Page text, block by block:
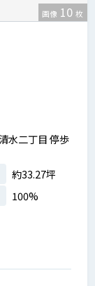
画像 10 枚
水二丁目 停歩
約33.27坪
100%